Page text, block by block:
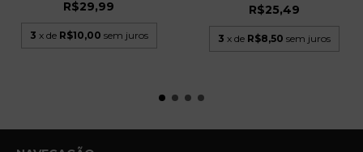
R$29,99
3 x de R$10,00 sem juros
R$25,49
3 x de R$8,50 sem juros